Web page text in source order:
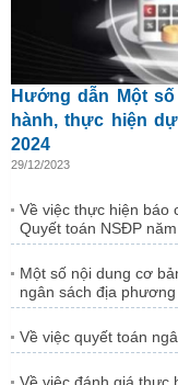
Hướng dẫn Một
hành, thực hiện
2024
29/12/2023
Về việc thực hiện báo
Quyết toán NSĐP
Một số nội dung cơ
ngân sách địa
Về việc quyết toán